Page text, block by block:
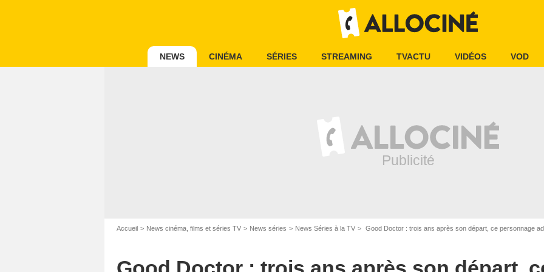
NEWS CINÉMA SÉRIES STREAMING TVACTU VIDÉOS VOD
Accueil News cinéma, films et séries TV News séries News Séries à la TV Good Doctor : trois ans après son départ, ce personnage